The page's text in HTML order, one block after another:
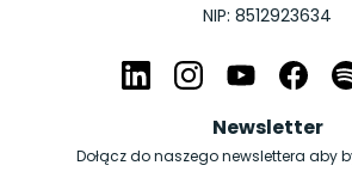
NIP: 8512923634
Newsletter
Dołącz do naszego newslettera aby